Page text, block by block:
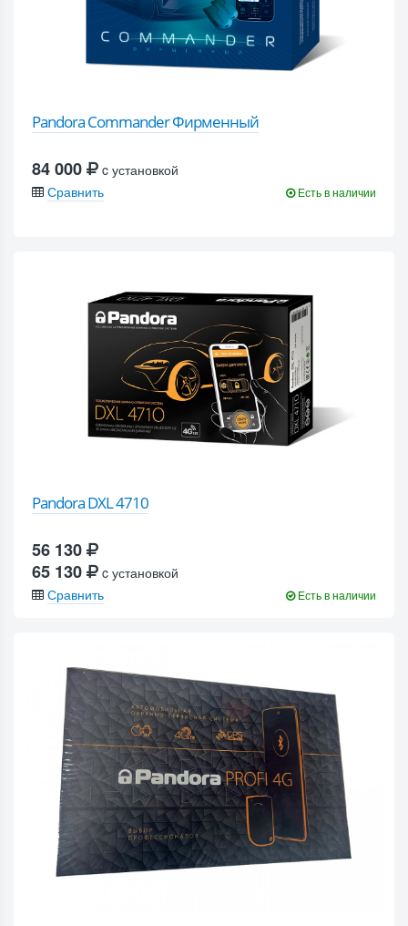
Pandora Commander Фирменный
84 000
c установкой
Сравнить
Есть в наличии
Pandora DXL 4710
56 130
65 130
c установкой
Сравнить
Есть в наличии